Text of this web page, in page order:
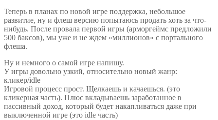
Теперь в планах по новой игре поддержка, небольшое
развитие, ну и флеш версию попытаюсь продать хоть за что-
нибудь. После провала первой игры (арморгеймс предложили
500 баксов), мы уже и не ждем «миллионов» с портального
флеша.
Ну и немного о самой игре напишу.
У игры довольно узкий, относительно новый жанр:
кликер/idle
Игровой процесс прост. Щелкаешь и качаешься. (это
кликерная часть). Плюс вкладываешь заработанное в
пассивный доход, который будет накапливаться даже при
выключенной игре (это idle часть)